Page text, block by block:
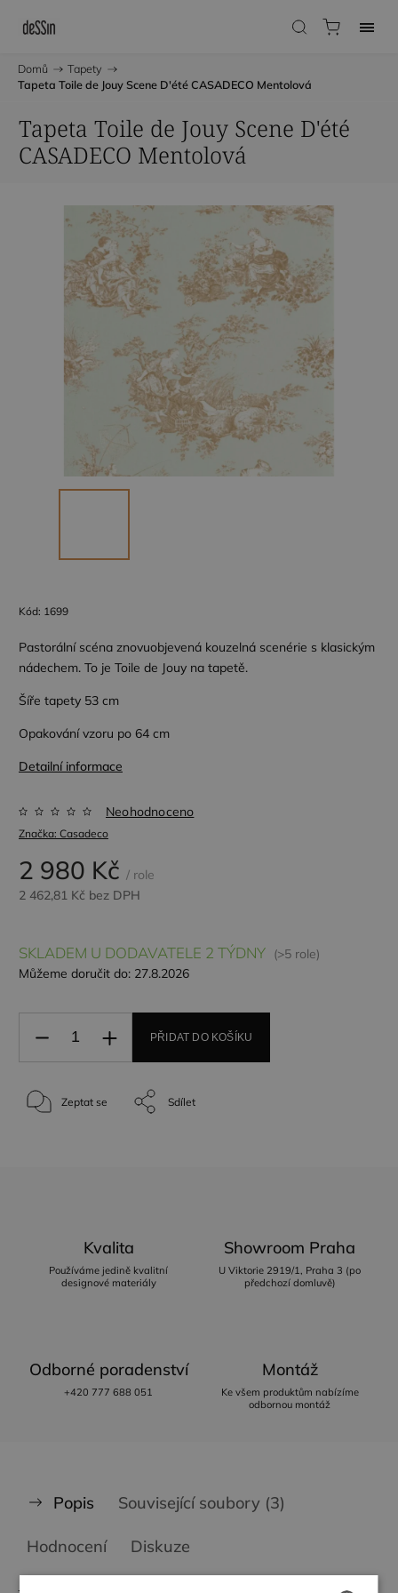
Domů / Tapety /
Tapeta Toile de Jouy Scene D'été CASADECO Mentolová
Tapeta Toile de Jouy Scene D'été
CASADECO Mentolová
Kód: 1699
Pastorální scéna znovuobjevená kouzelná scenérie s klasickým
nádechem. To je Toile de Jouy na tapetě.
Šíře tapety 53 cm
Opakování vzoru po 64 cm
Detailní informace
Značka: Casadeco
Neohodnoceno
2 980 Kč / role
2 462,81 Kč bez DPH
SKLADEM U DODAVATELE 2 TÝDNY (>5 role)
Můžeme doručit do: 27.8.2026
PŘIDAT DO KOŠÍKU
Zeptat se Sdílet
Kvalita
Používáme jedině kvalitní
designové materiály
Showroom Praha
U Viktorie 2919/1, Praha 3 (po
předchozí domluvě)
Odborné poradenství
+420 777 688 051
Montáž
Ke všem produktům nabízíme
odbornou montáž
Popis Související soubory (3)
Hodnocení Diskuze